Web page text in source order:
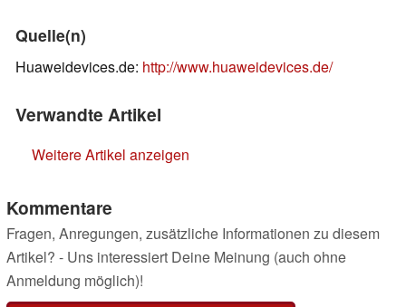
Quelle(n)
Huaweidevices.de: http://www.huaweidevices.de/
Verwandte Artikel
Weitere Artikel anzeigen
Kommentare
Fragen, Anregungen, zusätzliche Informationen zu diesem
Artikel? - Uns interessiert Deine Meinung (auch ohne
Anmeldung möglich)!